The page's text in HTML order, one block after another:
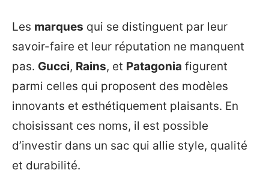
Les marques qui se distinguent par leur
savoir-faire et leur réputation ne manquent
pas. Gucci, Rains, et Patagonia figurent
parmi celles qui proposent des modèles
innovants et esthétiquement plaisants. En
choisissant ces noms, il est possible
d’investir dans un sac qui allie style, qualité
et durabilité.